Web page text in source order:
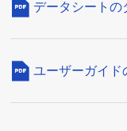
データシートの
ユーザーガイド